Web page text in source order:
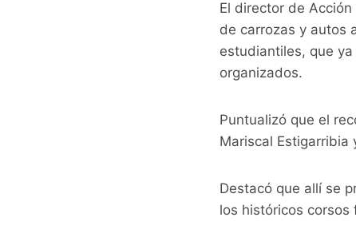
o
k
p
El director de
de carrozas y autos
estudiantiles, que
organizados.
Puntualizó que el
Mariscal Estigarribia
Destacó que allí se
los históricos corsos